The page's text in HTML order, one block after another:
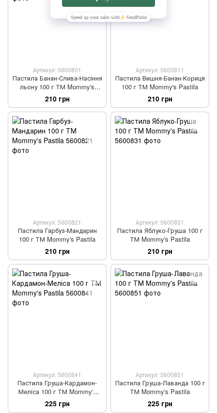
Артикул: 5600801
Пастила Банан-Слива-Насіння
льону 100 г ТМ Mommy's
Pastila
210 грн
Артикул: 5600811
Пастила Вишня-Банан-Кориця
100 г ТМ Mommy's Pastila
210 грн
Артикул: 5600821
Пастила Гарбуз-Мандарин
100 г ТМ Mommy's Pastila
210 грн
Артикул: 5600831
Пастила Яблуко-Груша 100 г
ТМ Mommy's Pastila
210 грн
Артикул: 5600841
Пастила Груша-Кардамон-
Меліса 100 г ТМ Mommy's
Pastila
225 грн
Артикул: 5600851
Пастила Груша-Лаванда 100 г
ТМ Mommy's Pastila
225 грн